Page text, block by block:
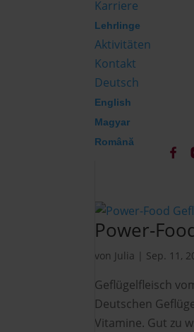
Karriere
Lehrlinge
Aktivitäten
Kontakt
Deutsch
English
Magyar
Română
Power-
von Julia | Sep. 11,
Geflügelfleisch
Deutschen
Vitamine. Gut zu